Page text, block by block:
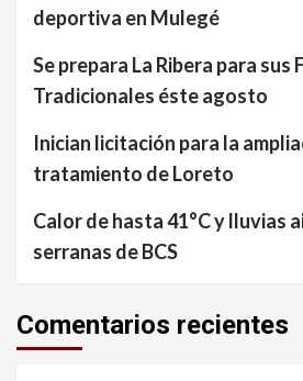
deportiva en Mulegé
Se prepara La Ribera para sus
Tradicionales éste agosto
Inician licitación para la
tratamiento de Loreto
Calor de hasta 41°C y lluvias
serranas de BCS
Comentarios recientes